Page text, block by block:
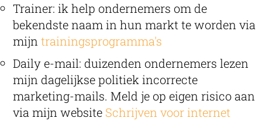
Trainer: ik help ondernemers om de
bekendste naam in hun markt te worden via
mijn trainingsprogramma's
Daily e-mail: duizenden ondernemers lezen
mijn dagelijkse politiek incorrecte
marketing-mails. Meld je op eigen risico aan
via mijn website Schrijven voor internet